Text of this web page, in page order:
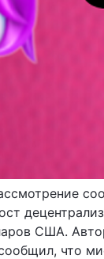
США.
что